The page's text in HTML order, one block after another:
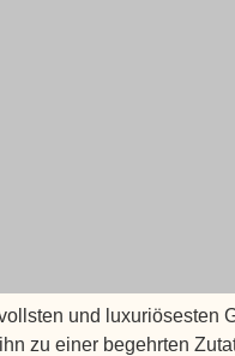
und luxuriösesten
zu einer begehrten